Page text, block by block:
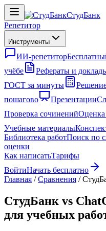
СтудБанк
Репетитор
Инструменты
ИИ-репетитор
учёбе
Рефераты и
ГОСТ за минуты
пошагово
Презентации
Проверка сочинений
Учебные материалы
Библиотека работПоиск по
оценки
Как написатьТарифы
ВойтиНачать бесплатно
Главная /Сравнения /
СтудБанк vs
для учебных